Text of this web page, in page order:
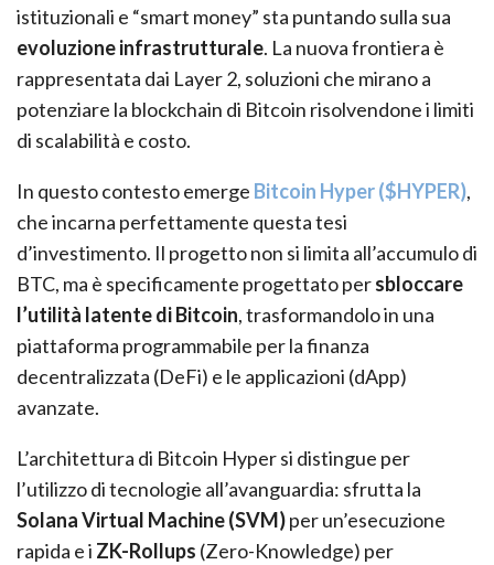
istituzionali e “smart money” sta puntando sulla sua
evoluzione infrastrutturale. La nuova frontiera è
rappresentata dai Layer 2, soluzioni che mirano a
potenziare la blockchain di Bitcoin risolvendone i limiti
di scalabilità e costo.
In questo contesto emerge Bitcoin Hyper ($HYPER),
che incarna perfettamente questa tesi
d’investimento. Il progetto non si limita all’accumulo di
BTC, ma è specificamente progettato persbloccare
l’utilità latente di Bitcoin, trasformandolo in una
piattaforma programmabile per la finanza
decentralizzata (DeFi) e le applicazioni (dApp)
avanzate.
L’architettura di Bitcoin Hyper si distingue per
l’utilizzo di tecnologie all’avanguardia: sfrutta la
Solana Virtual Machine (SVM)per un’esecuzione
rapida e i ZK-Rollups (Zero-Knowledge) per